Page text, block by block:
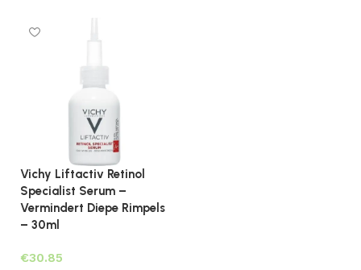
Vichy Liftactiv Retinol
Specialist Serum –
Vermindert Diepe Rimpels
– 30ml
€